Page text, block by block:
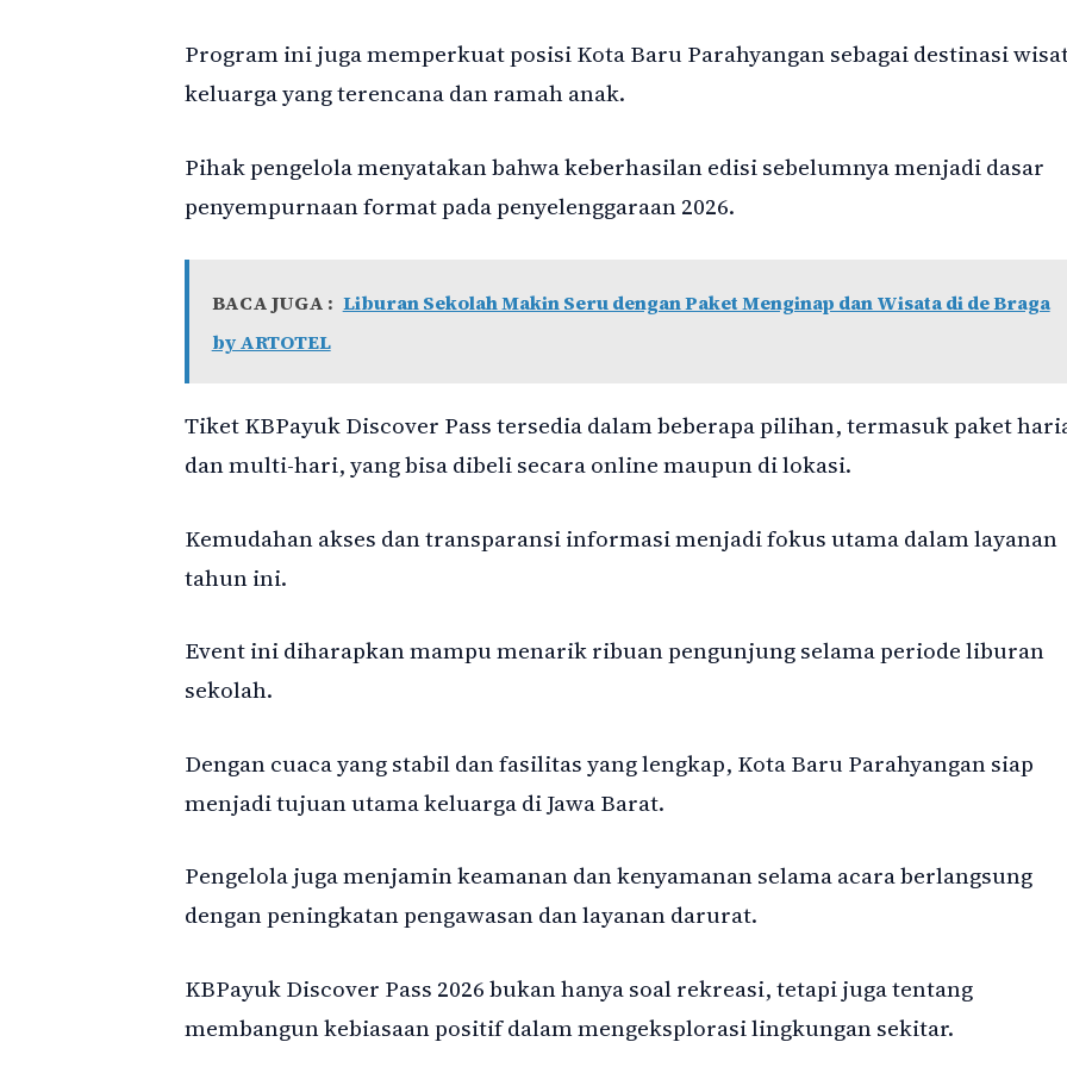
Program ini juga memperkuat posisi Kota Baru Parahyangan sebagai destinasi
keluarga yang terencana dan ramah anak.
Pihak pengelola menyatakan bahwa keberhasilan edisi sebelumnya menjadi dasar
penyempurnaan format pada penyelenggaraan 2026.
BACA JUGA : Liburan Sekolah Makin Seru dengan Paket Menginap dan Wisata di de Braga
by ARTOTEL
Tiket KBPayuk Discover Pass tersedia dalam beberapa pilihan, termasuk paket
dan multi-hari, yang bisa dibeli secara online maupun di lokasi.
Kemudahan akses dan transparansi informasi menjadi fokus utama dalam layanan
tahun ini.
Event ini diharapkan mampu menarik ribuan pengunjung selama periode liburan
sekolah.
Dengan cuaca yang stabil dan fasilitas yang lengkap, Kota Baru Parahyangan siap
menjadi tujuan utama keluarga di Jawa Barat.
Pengelola juga menjamin keamanan dan kenyamanan selama acara berlangsung
dengan peningkatan pengawasan dan layanan darurat.
KBPayuk Discover Pass 2026 bukan hanya soal rekreasi, tetapi juga tentang
membangun kebiasaan positif dalam mengeksplorasi lingkungan sekitar.